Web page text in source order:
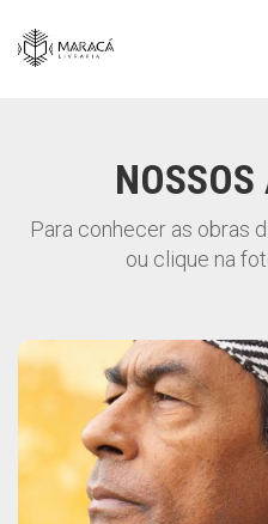
NOSSOS
Para conhecer as obras
ou clique na
Ailton